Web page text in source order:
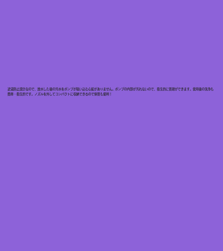
逆流防止設計なので、放水した後の汚水をポンプが吸い込む心配がありません。ポンプの内部が汚れないので、衛生的に管理ができます。使用後の洗浄も
簡単・衛生的です。ノズルを外してコンパクトに収納できるので保管も便利！